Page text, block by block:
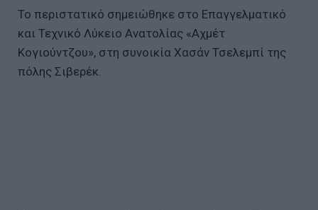
Το περιστατικό σημειώθηκε στο Επαγγελματικό
και Τεχνικό Λύκειο Ανατολίας «Αχμέτ
Κογιούντζου», στη συνοικία Χασάν Τσελεμπί της
πόλης Σιβερέκ.